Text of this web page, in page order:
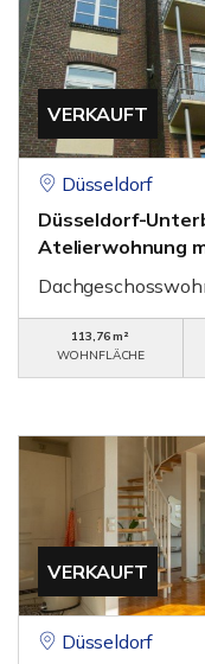
VERKAUFT
Düsseldorf
Düsseldorf-
Atelierwohnung
113,76 m²
WOHNFLÄCHE
VERKAUFT
Düsseldorf